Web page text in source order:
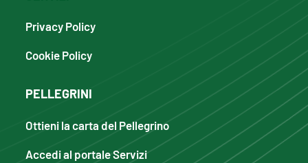
Privacy Policy
Cookie Policy
PELLEGRINI
Ottieni la carta del Pellegrino
Accedi al portale Servizi